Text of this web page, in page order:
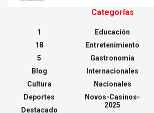
Categorías
1
18
5
Blog
Cultura
Deportes
Destacado
Educación
Entretenimiento
Gastronomia
Internacionales
Nacionales
Novos-Casinos-
2025